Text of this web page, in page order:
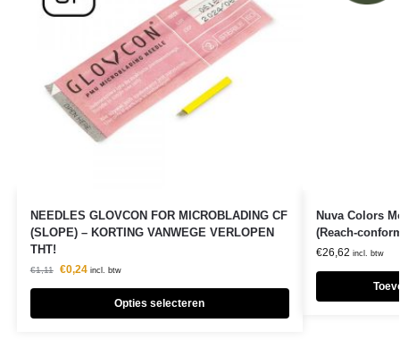
NEEDLES GLOVCON FOR MICROBLADING CF
(SLOPE) – KORTING VANWEGE VERLOPEN
THT!
€1,11 €0,24 incl. btw
Opties selecteren
Nuva Colors
(Reach-
€26,62 incl. btw